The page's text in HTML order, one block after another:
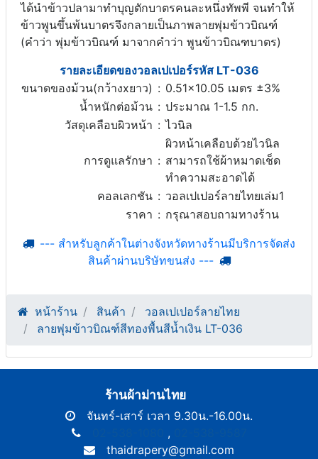
ได้นำข้าวปลามาทำบุญตักบาตรคนละหนึ่งทัพพี จนทำให้
ข้าวพูนขึ้นพ้นบาตรจึงกลายเป็นภาพลายพุ่มข้าวบิณฑ์
(คำว่า พุ่มข้าวบิณฑ์ มาจากคำว่า พูนข้าวบิณฑบาตร)
รายละเอียดของวอลเปเปอร์รหัส LT-036
ขนาดของม้วน(กว้างxยาว) : 0.51x10.05 เมตร ±3%
น้ำหนักต่อม้วน : ประมาณ 1-1.5 กก.
วัสดุเคลือบผิวหน้า : ไวนิล
การดูแลรักษา :
ผิวหน้าเคลือบด้วยไวนิล
สามารถใช้ผ้าหมาดเช็ด
ทำความสะอาดได้
คอลเลกชัน : วอลเปเปอร์ลายไทยเล่ม1
ราคา : กรุณาสอบถามทางร้าน
--- สำหรับลูกค้าในต่างจังหวัดทางร้านมีบริการจัดส่ง
สินค้าผ่านบริษัทขนส่ง ---
หน้าร้าน สินค้า
วอลเปเปอร์ลายไทย
ลายพุ่มข้าวบิณฑ์สีทองพื้นสีน้ำเงิน LT-036
ร้านผ้าม่านไทย
จันทร์-เสาร์ เวลา 9.30น.-16.00น.
,
thaidrapery@gmail.com